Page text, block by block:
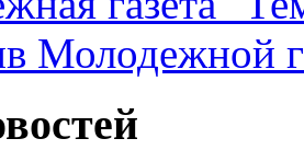
Молодежной